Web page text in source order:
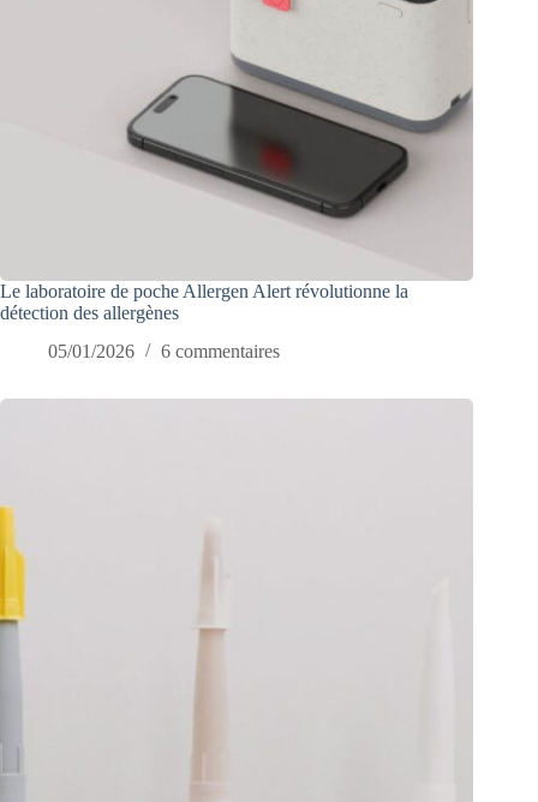
Le laboratoire de poche Allergen Alert révolutionne la
détection des allergènes
05/01/2026
6 commentaires